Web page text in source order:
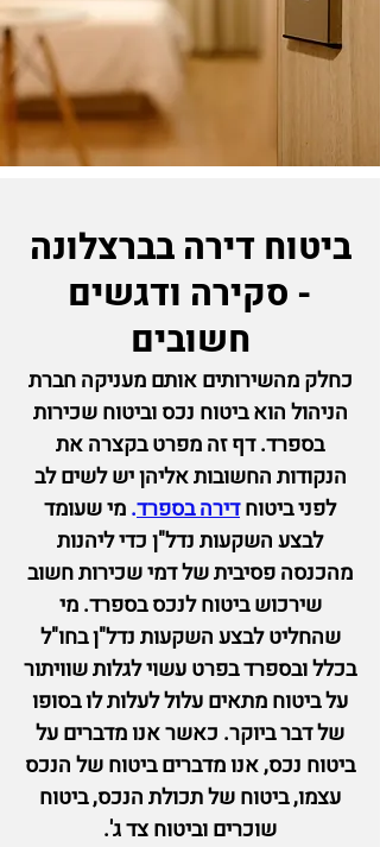
ביטוח דירה בברצלונה
- סקירה ודגשים
חשובים
כחלק מהשירותים אותם מעניקה חברת
הניהול הואביטוח נכס וביטוח שכירות
בספרד. דף זה מפרט בקצרה את
הנקודות החשובות אליהן ישלשים לב
לפני ביטוחדירהבספרד.מי שעומד
לבצע השקעות נדל"ן כדי ליהנות
מהכנסה פסיבית של דמי שכירות חשוב
שירכושביטוח לנכס בספרד.מי
שהחליט לבצע השקעות נדל"ן בחו"ל
בכלל ובספרד בפרט עשוי לגלות שוויתור
על ביטוח מתאים עלול לעלות לו בסופו
של דבר ביוקר. כאשר אנו מדברים על
ביטוח נכס, אנו מדבריםביטוח של הנכס
עצמו, ביטוח של תכולת הנכס, ביטוח
שוכרים וביטוח צד ג'.